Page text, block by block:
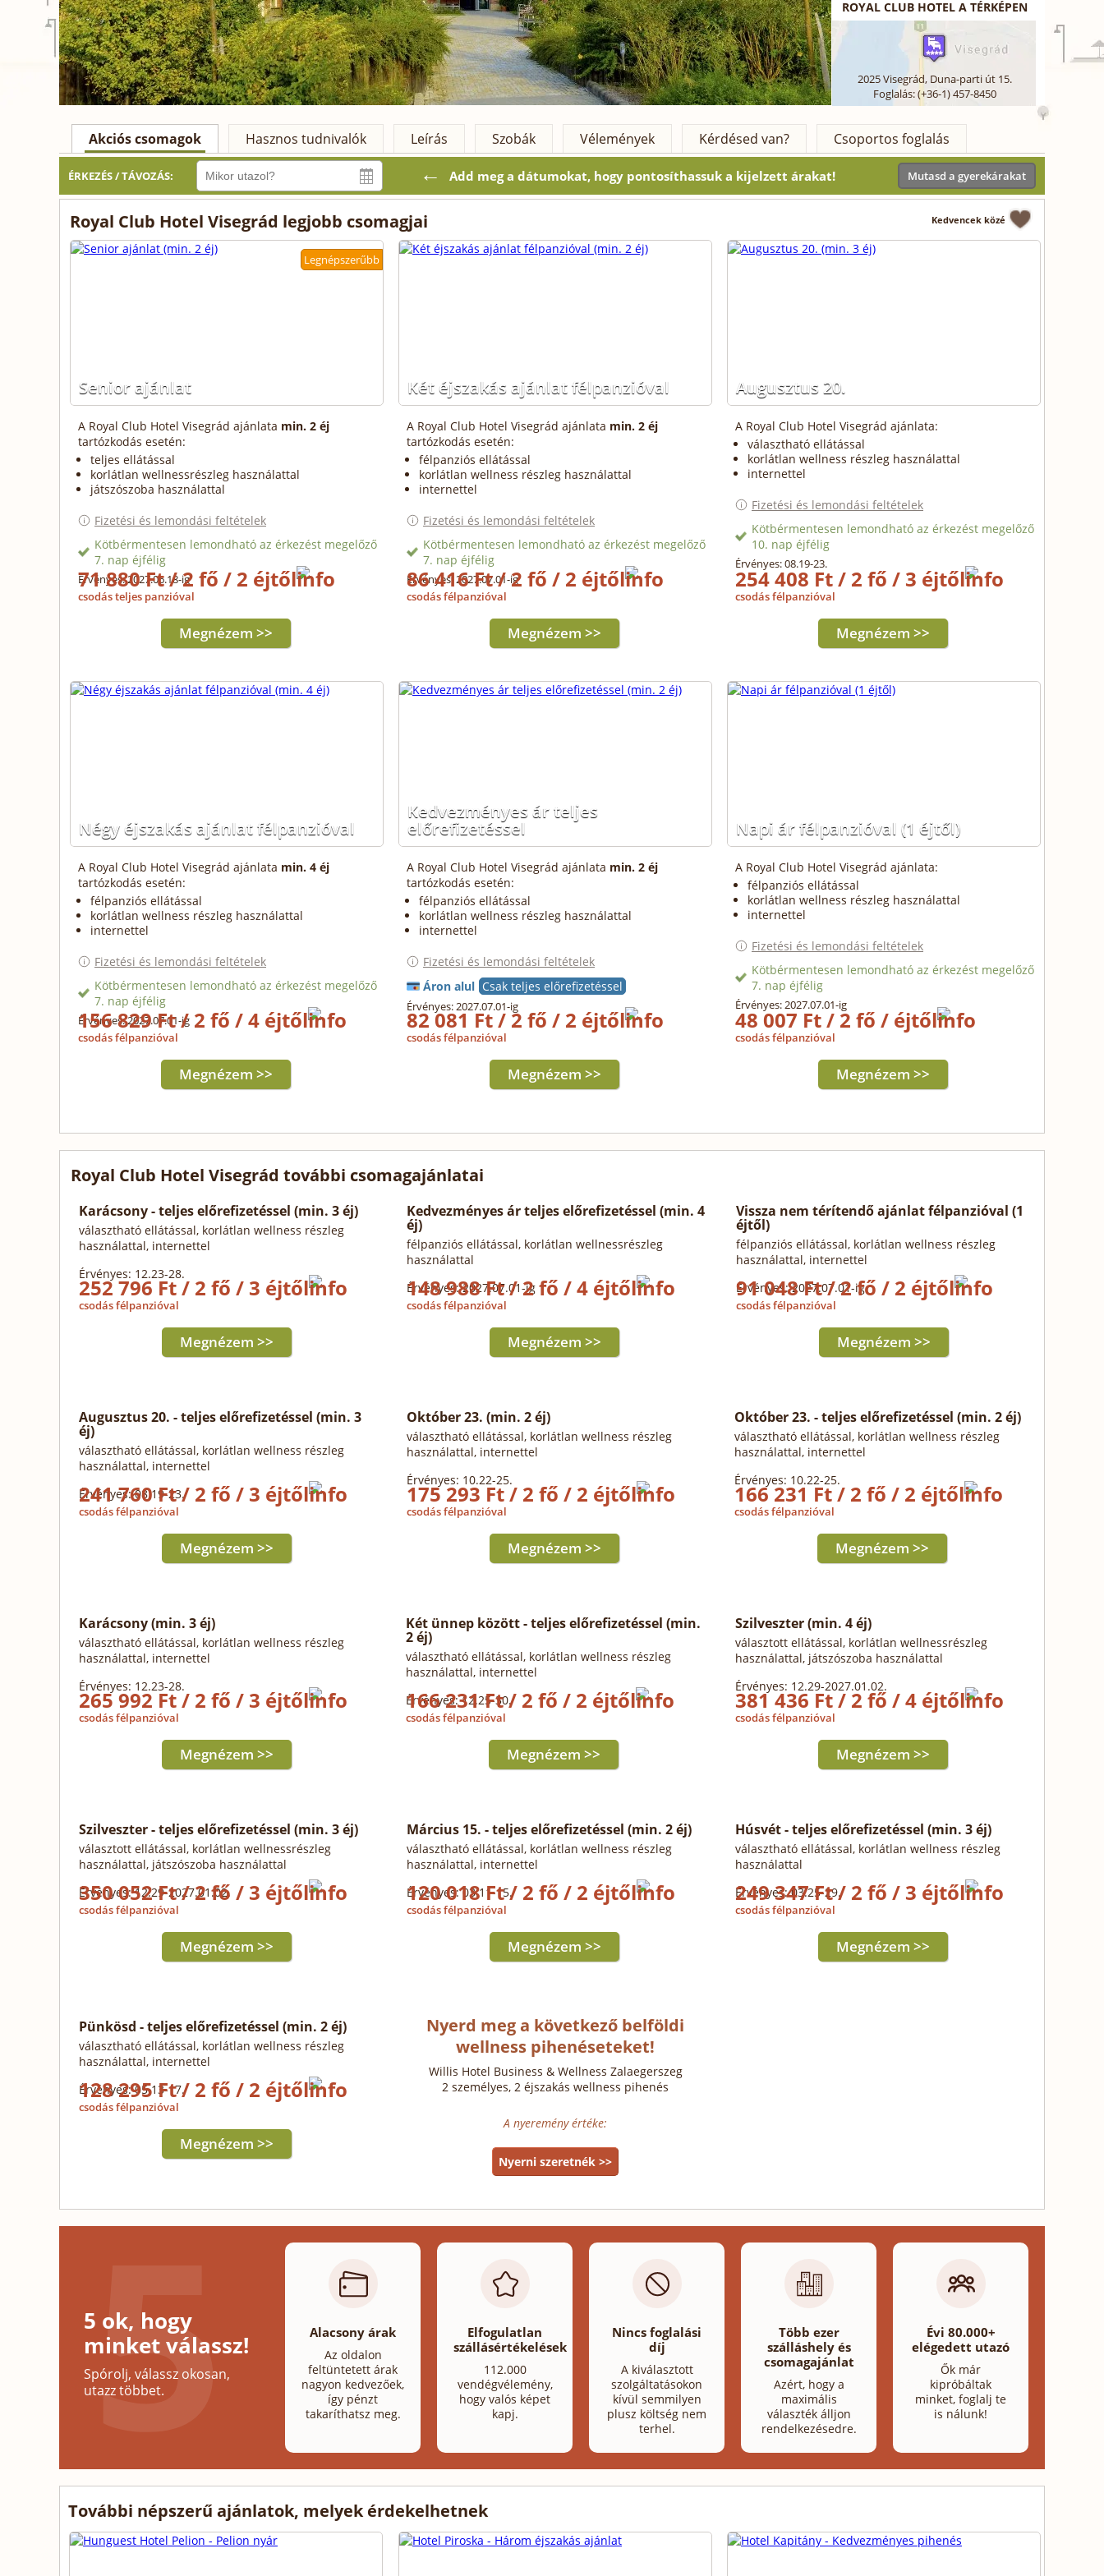
ROYAL CLUB HOTEL A TÉRKÉPEN
2025Visegrád, Duna-parti út 15.
Foglalás: (+36-1) 457-8450
Akciós csomagok Hasznos tudnivalók Leírás Szobák Vélemények Kérdésed van? Csoportos foglalás
ÉRKEZÉS / TÁVOZÁS: ← Add meg a dátumokat, hogy pontosíthassuk a kijelzett árakat! Mutasd a gyerekárakat
Royal Club Hotel Visegrád legjobb csomagjai Kedvencek közé
Senior ajánlat
Legnépszerűbb
Két éjszakás ajánlat félpanzióval Augusztus 20.
A Royal Club Hotel Visegrád ajánlata min. 2 éj
tartózkodás esetén:
teljes ellátással
korlátlan wellnessrészleg használattal
játszószoba használattal
Fizetési és lemondási feltételek
Kötbérmentesen lemondható az érkezést megelőző
7. nap éjfélig
Érvényes: 2027.06.18-ig
71 880 Ft / 2 fő / 2 éjtől
csodás teljes panzióval
Megnézem >>
A Royal Club Hotel Visegrád ajánlata min. 2 éj
tartózkodás esetén:
félpanziós ellátással
korlátlan wellness részleg használattal
internettel
Fizetési és lemondási feltételek
Kötbérmentesen lemondható az érkezést megelőző
7. nap éjfélig
Érvényes: 2027.07.01-ig
86 416 Ft / 2 fő / 2 éjtől
csodás félpanzióval
Megnézem >>
A Royal Club Hotel Visegrád ajánlata:
választható ellátással
korlátlan wellness részleg használattal
internettel
Fizetési és lemondási feltételek
Kötbérmentesen lemondható az érkezést megelőző
10. nap éjfélig
Érvényes: 08.19-23.
254 408 Ft / 2 fő / 3 éjtől
csodás félpanzióval
Megnézem >>
Négy éjszakás ajánlat félpanzióval
Kedvezményes ár teljes
előrefizetéssel Napi ár félpanzióval (1 éjtől)
A Royal Club Hotel Visegrád ajánlata min. 4 éj
tartózkodás esetén:
félpanziós ellátással
korlátlan wellness részleg használattal
internettel
Fizetési és lemondási feltételek
Kötbérmentesen lemondható az érkezést megelőző
7. nap éjfélig
Érvényes: 2027.07.01-ig
156 829 Ft / 2 fő / 4 éjtől
csodás félpanzióval
Megnézem >>
A Royal Club Hotel Visegrád ajánlata min. 2 éj
tartózkodás esetén:
félpanziós ellátással
korlátlan wellness részleg használattal
internettel
Fizetési és lemondási feltételek
Áron alul Csak teljes előrefizetéssel
Érvényes: 2027.07.01-ig
82 081 Ft / 2 fő / 2 éjtől
csodás félpanzióval
Megnézem >>
A Royal Club Hotel Visegrád ajánlata:
félpanziós ellátással
korlátlan wellness részleg használattal
internettel
Fizetési és lemondási feltételek
Kötbérmentesen lemondható az érkezést megelőző
7. nap éjfélig
Érvényes: 2027.07.01-ig
48 007 Ft / 2 fő / éjtől
csodás félpanzióval
Megnézem >>
Royal Club Hotel Visegrád további csomagajánlatai
Karácsony - teljes előrefizetéssel (min. 3 éj)
választható ellátással, korlátlan wellness részleg
használattal, internettel
Érvényes: 12.23-28.
252 796 Ft / 2 fő / 3 éjtől
csodás félpanzióval
Megnézem >>
Kedvezményes ár teljes előrefizetéssel (min. 4
éj)
félpanziós ellátással, korlátlan wellnessrészleg
használattal
Érvényes: 2027.07.01-ig
148 988 Ft / 2 fő / 4 éjtől
csodás félpanzióval
Megnézem >>
Vissza nem térítendő ajánlat félpanzióval (1
éjtől)
félpanziós ellátással, korlátlan wellness részleg
használattal, internettel
Érvényes: 2027.07.01-ig
91 048 Ft / 2 fő / 2 éjtől
csodás félpanzióval
Megnézem >>
Augusztus 20. - teljes előrefizetéssel (min. 3
éj)
választható ellátással, korlátlan wellness részleg
használattal, internettel
Érvényes: 08.19-23.
241 760 Ft / 2 fő / 3 éjtől
csodás félpanzióval
Megnézem >>
Október 23. (min. 2 éj)
választható ellátással, korlátlan wellness részleg
használattal, internettel
Érvényes: 10.22-25.
175 293 Ft / 2 fő / 2 éjtől
csodás félpanzióval
Megnézem >>
Október 23. - teljes előrefizetéssel (min. 2 éj)
választható ellátással, korlátlan wellness részleg
használattal, internettel
Érvényes: 10.22-25.
166 231 Ft / 2 fő / 2 éjtől
csodás félpanzióval
Megnézem >>
Karácsony (min. 3 éj)
választható ellátással, korlátlan wellness részleg
használattal, internettel
Érvényes: 12.23-28.
265 992 Ft / 2 fő / 3 éjtől
csodás félpanzióval
Megnézem >>
Két ünnep között - teljes előrefizetéssel (min.
2 éj)
választható ellátással, korlátlan wellness részleg
használattal, internettel
Érvényes: 12.25-30.
166 231 Ft / 2 fő / 2 éjtől
csodás félpanzióval
Megnézem >>
Szilveszter (min. 4 éj)
választott ellátással, korlátlan wellnessrészleg
használattal, játszószoba használattal
Érvényes: 12.29-2027.01.02.
381 436 Ft / 2 fő / 4 éjtől
csodás félpanzióval
Megnézem >>
Szilveszter - teljes előrefizetéssel (min. 3 éj)
választott ellátással, korlátlan wellnessrészleg
használattal, játszószoba használattal
Érvényes: 12.29-2027.01.02.
350 052 Ft / 2 fő / 3 éjtől
csodás félpanzióval
Megnézem >>
Március 15. - teljes előrefizetéssel (min. 2 éj)
választható ellátással, korlátlan wellness részleg
használattal, internettel
Érvényes: 03.11-15.
120 018 Ft / 2 fő / 2 éjtől
csodás félpanzióval
Megnézem >>
Húsvét - teljes előrefizetéssel (min. 3 éj)
választható ellátással, korlátlan wellness részleg
használattal
Érvényes: 03.25-29.
249 347 Ft / 2 fő / 3 éjtől
csodás félpanzióval
Megnézem >>
Pünkösd - teljes előrefizetéssel (min. 2 éj)
választható ellátással, korlátlan wellness részleg
használattal, internettel
Érvényes: 05.13-17.
128 295 Ft / 2 fő / 2 éjtől
csodás félpanzióval
Megnézem >>
Nyerd meg a következő belföldi
wellness pihenéseteket!
Willis Hotel Business & Wellness Zalaegerszeg
2 személyes, 2 éjszakás wellness pihenés
A nyeremény értéke:
Nyerni szeretnék >>
5 ok, hogy
minket válassz!
Spórolj, válassz okosan,
utazz többet.
Alacsony árak
Az oldalon
feltüntetett árak
nagyon kedvezőek,
így pénzt
takaríthatsz meg.
Elfogulatlan
szállásértékelések
112.000
vendégvélemény,
hogy valós képet
kapj.
Nincs foglalási
díj
A kiválasztott
szolgáltatásokon
kívül semmilyen
plusz költség nem
terhel.
Több ezer
szálláshely és
csomagajánlat
Azért, hogy a
maximális
választék álljon
rendelkezésedre.
Évi 80.000+
elégedett utazó
Ők már
kipróbáltak
minket, foglalj te
is nálunk!
További népszerű ajánlatok, melyek érdekelhetnek